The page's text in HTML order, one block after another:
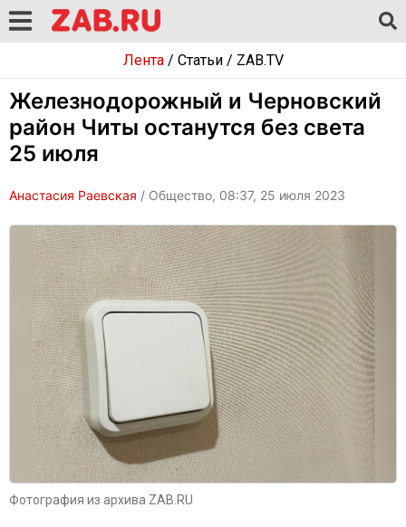
Лента/ Статьи/ ZAB.TV
Железнодорожный и Черновский
район Читы останутся без света
25 июля
Анастасия Раевская / Общество, 08:37, 25 июля 2023
Фотография из архива ZAB.RU